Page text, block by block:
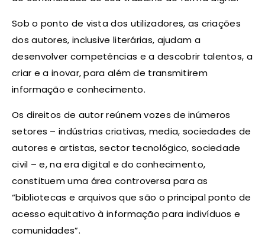
Sob o ponto de vista dos utilizadores, as criações
dos autores, inclusive literárias, ajudam a
desenvolver competências e a descobrir talentos, a
criar e a inovar, para além de transmitirem
informação e conhecimento.
Os direitos de autor reúnem vozes de inúmeros
setores – indústrias criativas, media, sociedades de
autores e artistas, sector tecnológico, sociedade
civil – e, na era digital e do conhecimento,
constituem uma área controversa para as
“bibliotecas e arquivos que são o principal ponto de
acesso equitativo à informação para indivíduos e
comunidades”.